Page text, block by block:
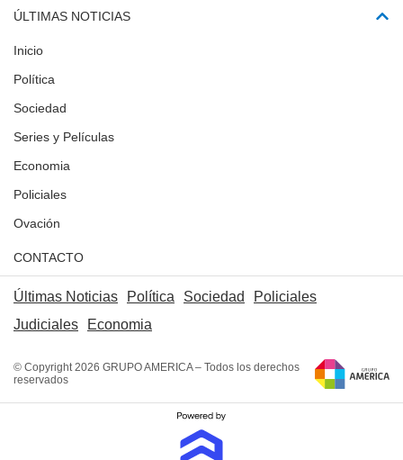
ÚLTIMAS NOTICIAS
Inicio
Política
Sociedad
Series y Películas
Economia
Policiales
Ovación
CONTACTO
Últimas Noticias Política Sociedad
Policiales
Judiciales
Economia
© Copyright 2026 GRUPO AMERICA – Todos los derechos
reservados